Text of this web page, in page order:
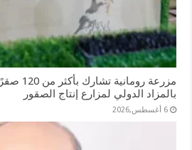
مزرعة
بالمزاد الدولي لمزارع إنتاج الصقور
6 أغسطس,2026